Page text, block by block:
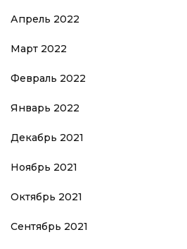
Апрель 2022
Март 2022
Февраль 2022
Январь 2022
Декабрь 2021
Ноябрь 2021
Октябрь 2021
Сентябрь 2021